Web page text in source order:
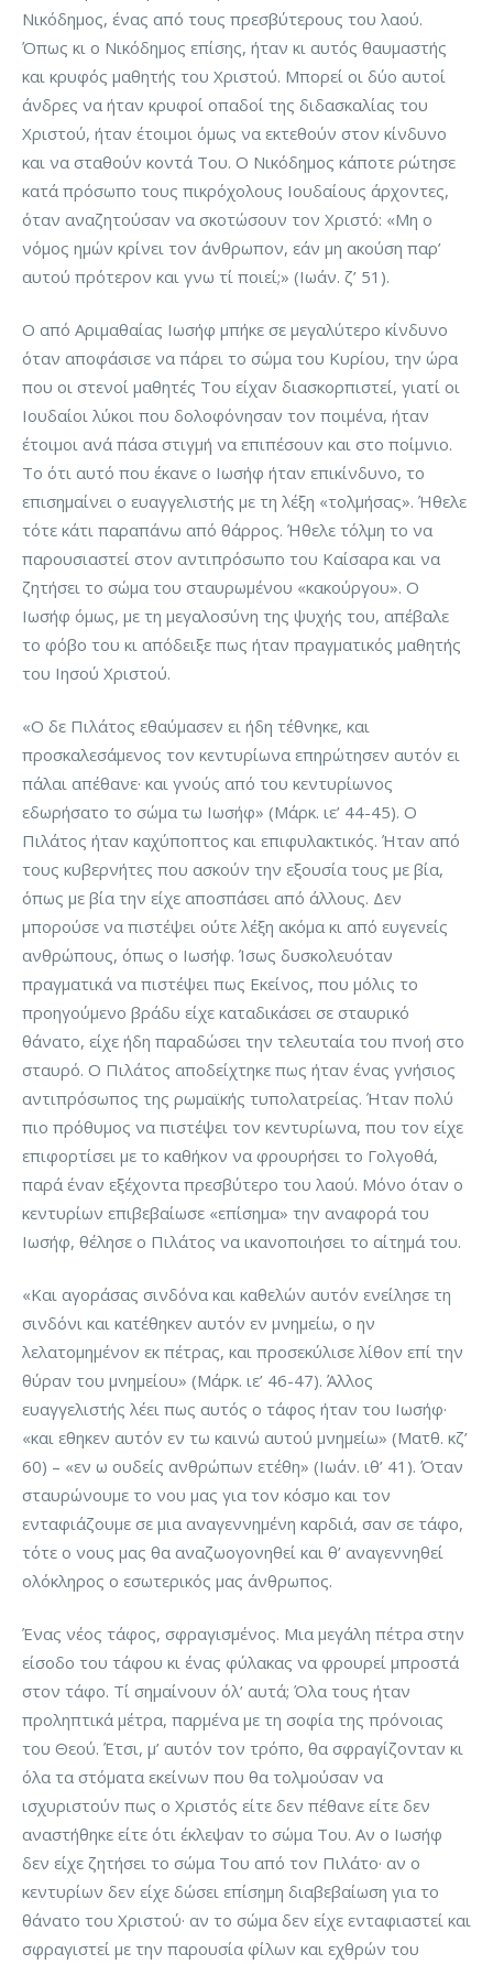
Νικόδημος, ένας από τους πρεσβύτερους του λαού.
Όπως κι ο Νικόδημος επίσης, ήταν κι αυτός θαυμαστής
και κρυφός μαθητής του Χριστού. Μπορεί οι δύο αυτοί
άνδρες να ήταν κρυφοί οπαδοί της διδασκαλίας του
Χριστού, ήταν έτοιμοι όμως να εκτεθούν στον κίνδυνο
και να σταθούν κοντά Του. Ο Νικόδημος κάποτε ρώτησε
κατά πρόσωπο τους πικρόχολους Ιουδαίους άρχοντες,
όταν αναζητούσαν να σκοτώσουν τον Χριστό: «Μη ο
νόμος ημών κρίνει τον άνθρωπον, εάν μη ακούση παρ’
αυτού πρότερον και γνω τί ποιεί;» (Iωάν. ζ’ 51).
Ο από Αριμαθαίας Ιωσήφ μπήκε σε μεγαλύτερο κίνδυνο
όταν αποφάσισε να πάρει το σώμα του Κυρίου, την ώρα
που οι στενοί μαθητές Του είχαν διασκορπιστεί, γιατί οι
Ιουδαίοι λύκοι που δολοφόνησαν τον ποιμένα, ήταν
έτοιμοι ανά πάσα στιγμή να επιπέσουν και στο ποίμνιο.
Το ότι αυτό που έκανε ο Ιωσήφ ήταν επικίνδυνο, το
επισημαίνει ο ευαγγελιστής με τη λέξη «τολμήσας». Ήθελε
τότε κάτι παραπάνω από θάρρος. Ήθελε τόλμη το να
παρουσιαστεί στον αντιπρόσωπο του Καίσαρα και να
ζητήσει το σώμα του σταυρωμένου «κακούργου». Ο
Ιωσήφ όμως, με τη μεγαλοσύνη της ψυχής του, απέβαλε
το φόβο του κι απόδειξε πως ήταν πραγματικός μαθητής
του Ιησού Χριστού.
«Ο δε Πιλάτος εθαύμασεν ει ήδη τέθνηκε, και
προσκαλεσάμενος τον κεντυρίωνα επηρώτησεν αυτόν ει
πάλαι απέθανε· και γνούς από του κεντυρίωνος
εδωρήσατο το σώμα τω Ιωσήφ» (Μάρκ. ιε’ 44-45). Ο
Πιλάτος ήταν καχύποπτος και επιφυλακτικός. Ήταν από
τους κυβερνήτες που ασκούν την εξουσία τους με βία,
όπως με βία την είχε αποσπάσει από άλλους. Δεν
μπορούσε να πιστέψει ούτε λέξη ακόμα κι από ευγενείς
ανθρώπους, όπως ο Ιωσήφ. Ίσως δυσκολευόταν
πραγματικά να πιστέψει πως Εκείνος, που μόλις το
προηγούμενο βράδυ είχε καταδικάσει σε σταυρικό
θάνατο, είχε ήδη παραδώσει την τελευταία του πνοή στο
σταυρό. Ο Πιλάτος αποδείχτηκε πως ήταν ένας γνήσιος
αντιπρόσωπος της ρωμαϊκής τυπολατρείας. Ήταν πολύ
πιο πρόθυμος να πιστέψει τον κεντυρίωνα, που τον είχε
επιφορτίσει με το καθήκον να φρουρήσει το Γολγοθά,
παρά έναν εξέχοντα πρεσβύτερο του λαού. Μόνο όταν ο
κεντυρίων επιβεβαίωσε «επίσημα» την αναφορά του
Ιωσήφ, θέλησε ο Πιλάτος να ικανοποιήσει το αίτημά του.
«Και αγοράσας σινδόνα και καθελών αυτόν ενείλησε τη
σινδόνι και κατέθηκεν αυτόν εν μνημείω, ο ην
λελατομημένον εκ πέτρας, και προσεκύλισε λίθον επί την
θύραν του μνημείου» (Μάρκ. ιε’ 46-47). Άλλος
ευαγγελιστής λέει πως αυτός ο τάφος ήταν του Ιωσήφ·
«και εθηκεν αυτόν εν τω καινώ αυτού μνημείω» (Ματθ. κζ’
60) – «εν ω ουδείς ανθρώπων ετέθη» (Ιωάν. ιθ’ 41). Όταν
σταυρώνουμε το νου μας για τον κόσμο και τον
ενταφιάζουμε σε μια αναγεννημένη καρδιά, σαν σε τάφο,
τότε ο νους μας θα αναζωογονηθεί και θ’ αναγεννηθεί
ολόκληρος ο εσωτερικός μας άνθρωπος.
Ένας νέος τάφος, σφραγισμένος. Μια μεγάλη πέτρα στην
είσοδο του τάφου κι ένας φύλακας να φρουρεί μπροστά
στον τάφο. Τί σημαίνουν όλ’ αυτά; Όλα τους ήταν
προληπτικά μέτρα, παρμένα με τη σοφία της πρόνοιας
του Θεού. Έτσι, μ’ αυτόν τον τρόπο, θα σφραγίζονταν κι
όλα τα στόματα εκείνων που θα τολμούσαν να
ισχυριστούν πως ο Χριστός είτε δεν πέθανε είτε δεν
αναστήθηκε είτε ότι έκλεψαν το σώμα Του. Αν ο Ιωσήφ
δεν είχε ζητήσει το σώμα Του από τον Πιλάτο· αν ο
κεντυρίων δεν είχε δώσει επίσημη διαβεβαίωση για το
θάνατο του Χριστού· αν το σώμα δεν είχε ενταφιαστεί και
σφραγιστεί με την παρουσία φίλων και εχθρών του